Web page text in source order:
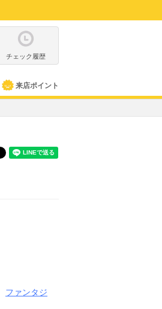
チェック履歴
来店ポイント
ファンタジ